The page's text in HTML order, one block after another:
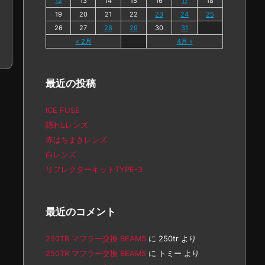
« 2月 4月 »
19
20 21 22 23 24
25
26
27 28 29 30 31
最近の投稿
ICE FUSE
隠れLレンズ
赤はちまきレンズ
白レンズ
リフレクターキットTYPE-3
最近のコメント
250TR マフラー交換 BEAMS に 250tr より
250TR マフラー交換 BEAMS に トミー より